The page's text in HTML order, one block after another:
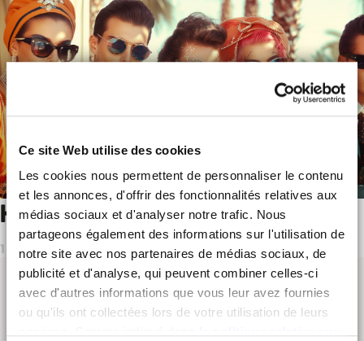
Ce site Web utilise des cookies
Les cookies nous permettent de personnaliser le contenu
et les annonces, d'offrir des fonctionnalités relatives aux
médias sociaux et d'analyser notre trafic. Nous
partageons également des informations sur l'utilisation de
notre site avec nos partenaires de médias sociaux, de
publicité et d'analyse, qui peuvent combiner celles-ci
avec d'autres informations que vous leur avez fournies
ou qu'ils ont collectées lors de votre utilisation de leurs
HÔTELIER POLYVALENT H/F
1 AVAILABLE POSITION